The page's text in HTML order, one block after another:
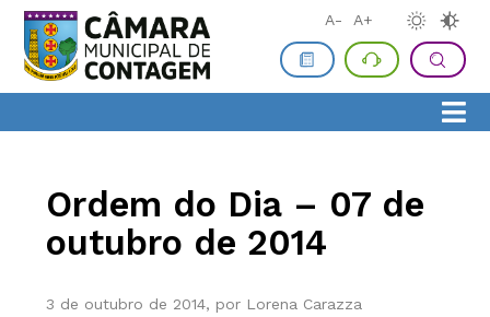
A- A+
Ordem do Dia – 07 de
outubro de 2014
3 de outubro de 2014, por Lorena Carazza